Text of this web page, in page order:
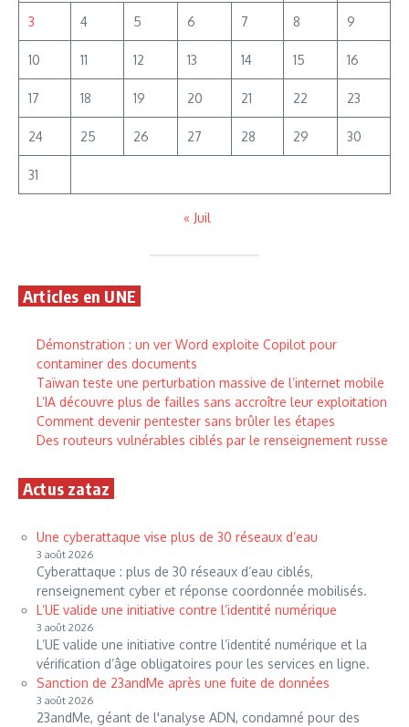
3 4 5 6 7 8 9
10 11 12 13 14 15 16
17 18 19 20 21 22 23
24 25 26 27 28 29 30
31
« Juil
Articles en UNE
Démonstration : un ver Word exploite Copilot pour
contaminer des documents
Taïwan teste une perturbation massive de l’internet mobile
L’IA découvre plus de failles sans accroître leur exploitation
Comment devenir pentester sans brûler les étapes
Des routeurs vulnérables ciblés par le renseignement russe
Actus zataz
Une cyberattaque vise plus de 30 réseaux d’eau
3 août 2026
Cyberattaque : plus de 30 réseaux d’eau ciblés,
renseignement cyber et réponse coordonnée mobilisés.
L’UE valide une initiative contre l’identité numérique
3 août 2026
L’UE valide une initiative contre l’identité numérique et la
vérification d’âge obligatoires pour les services en ligne.
Sanction de 23andMe après une fuite de données
3 août 2026
23andMe, géant de l'analyse ADN, condamné pour des